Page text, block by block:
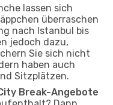
lassen sich
überraschen
nach Istanbul bis
jedoch dazu,
Sie sich nicht
haben auch
Sitzplätzen.
Break-Angebote